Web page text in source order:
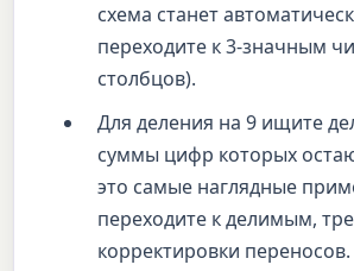
схема станет
переходите к 3-значным
столбцов).
Для деления на 9 ищите
суммы цифр которых
это самые наглядные
переходите к делимым,
корректировки переносов.